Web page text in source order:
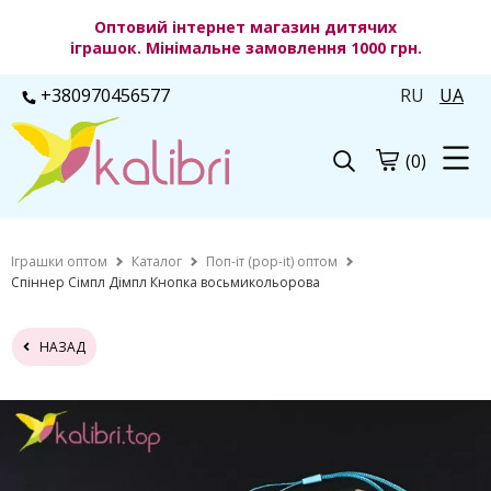
Оптовий інтернет магазин дитячих
іграшок. Мінімальне замовлення 1000 грн.
+380970456577 RU UA
(0)
Іграшки оптом Каталог
Поп-іт (pop-it) оптом
Спіннер Сімпл Дімпл Кнопка восьмикольорова
НАЗАД